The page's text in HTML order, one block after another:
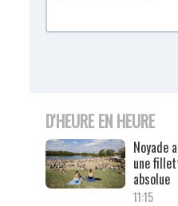
D'HEURE EN HEURE
Noyade
une
absolue
11:15